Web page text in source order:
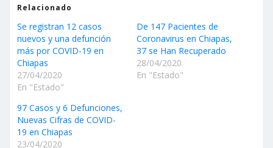
Relacionado
Se registran 12 casos
nuevos y una defunción
más por COVID-19 en
Chiapas
27/04/2020
En "Estado"
De 147 Pacientes de
Coronavirus en Chiapas,
37 se Han Recuperado
28/04/2020
En "Estado"
97 Casos y 6 Defunciones,
Nuevas Cifras de COVID-
19 en Chiapas
23/04/2020